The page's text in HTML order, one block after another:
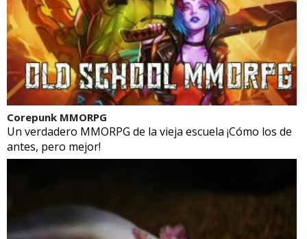
Corepunk MMORPG
Un verdadero MMORPG de la vieja escuela ¡Cómo los de
antes, pero mejor!